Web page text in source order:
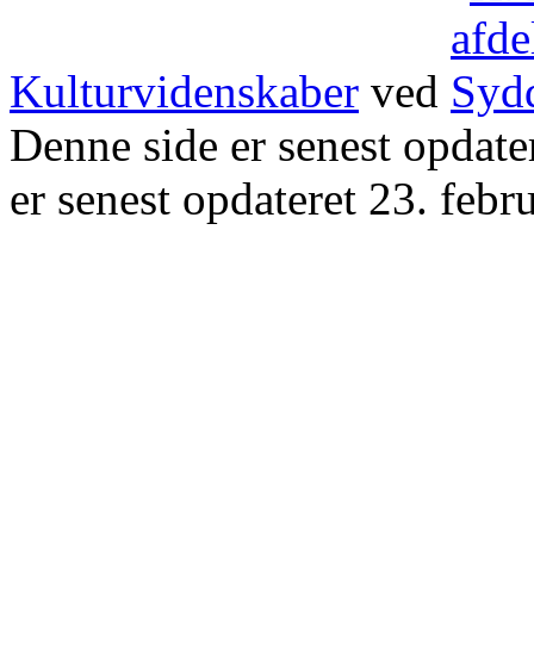
Kulturvidenskaber ved
Denne side er senest
er senest opdateret 23.